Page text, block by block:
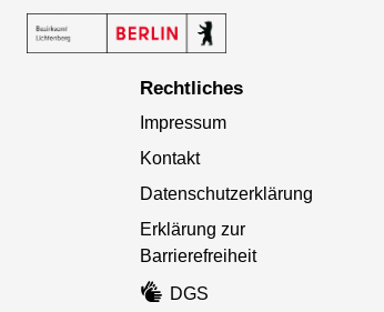
Rechtliches
Impressum
Kontakt
Datenschutzerklärung
Erklärung zur
Barrierefreiheit
DGS